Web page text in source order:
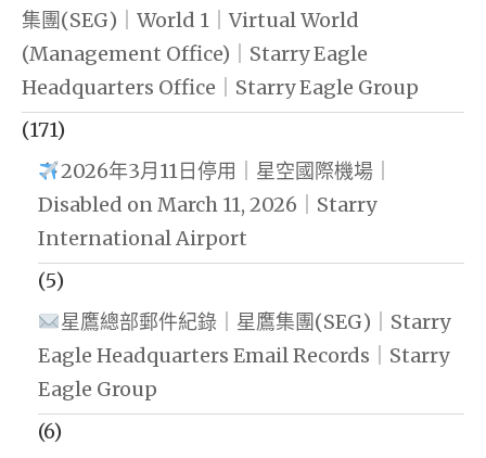
集團(SEG)｜World 1｜Virtual World
(Management Office)｜Starry Eagle
Headquarters Office｜Starry Eagle Group
(171)
2026年3月11日停用｜星空國際機場｜
Disabled on March 11, 2026｜Starry
International Airport
(5)
星鷹總部郵件紀錄｜星鷹集團(SEG)｜Starry
Eagle Headquarters Email Records｜Starry
Eagle Group
(6)